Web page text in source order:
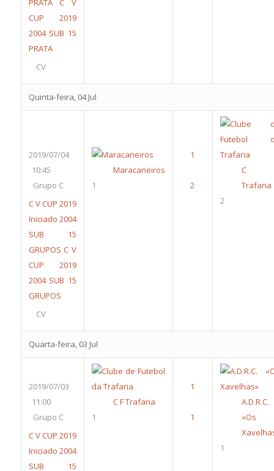
PRATA
C V
CUP 2019
2004 SUB 15
PRATA
CV
Quinta-feira, 04 Jul
2019/07/04
10:45
Grupo C
C V CUP 2019
Iniciado 2004
SUB 15
GRUPOS C V
CUP 2019
2004 SUB 15
GRUPOS
CV
Maracaneiros
1
C
Trafaria
2
Quarta-feira, 03 Jul
2019/07/03
11:00
Grupo C
C V CUP 2019
Iniciado 2004
SUB 15
C F Trafaria
1
A.D.R.C.
«Os
1